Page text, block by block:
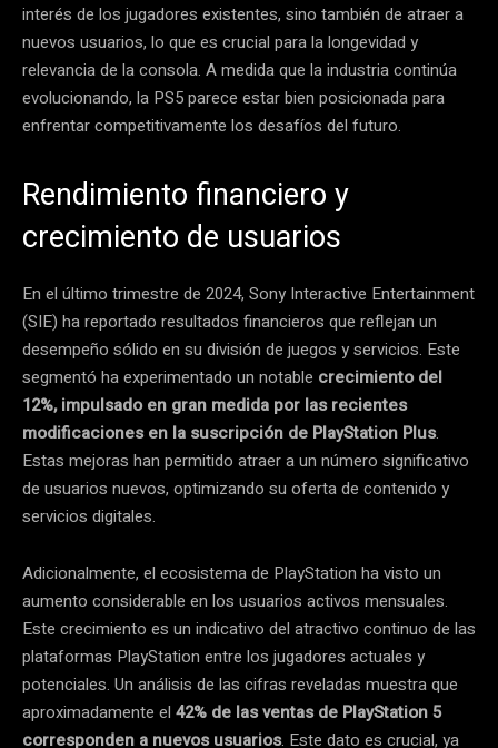
interés de los jugadores existentes, sino también de atraer a
nuevos usuarios, lo que es crucial para la longevidad y
relevancia de la consola. A medida que la industria continúa
evolucionando, la PS5 parece estar bien posicionada para
enfrentar competitivamente los desafíos del futuro.
Rendimiento financiero y
crecimiento de usuarios
En el último trimestre de 2024, Sony Interactive Entertainment
(SIE) ha reportado resultados financieros que reflejan un
desempeño sólido en su división de juegos y servicios. Este
segmentó ha experimentado un notable crecimiento del
12%, impulsado en gran medida por las recientes
modificaciones en la suscripción de PlayStation Plus.
Estas mejoras han permitido atraer a un número significativo
de usuarios nuevos, optimizando su oferta de contenido y
servicios digitales.
Adicionalmente, el ecosistema de PlayStation ha visto un
aumento considerable en los usuarios activos mensuales.
Este crecimiento es un indicativo del atractivo continuo de las
plataformas PlayStation entre los jugadores actuales y
potenciales. Un análisis de las cifras reveladas muestra que
aproximadamente el 42% de las ventas de PlayStation 5
corresponden a nuevos usuarios. Este dato es crucial, ya